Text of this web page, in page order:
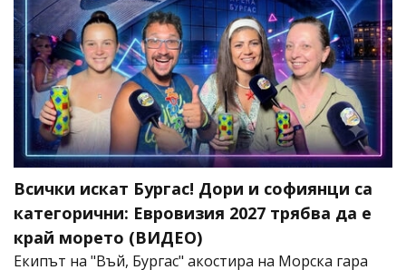
Всички искат Бургас! Дори и софиянци са
категорични: Евровизия 2027 трябва да е
край морето (ВИДЕО)
Екипът на "Въй, Бургас" акостира на Морска гара